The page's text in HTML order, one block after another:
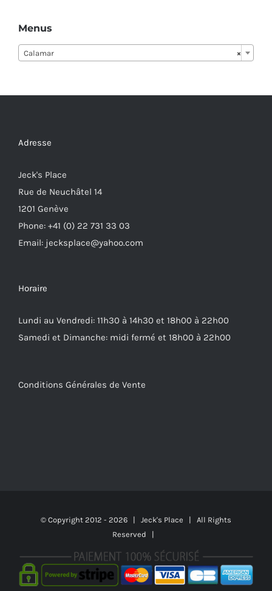
Menus
×
Calamar
Adresse
Jeck's Place
Rue de Neuchâtel 14
1201 Genève
Phone: +41 (0) 22 731 33 03
Email: jecksplace@yahoo.com
Horaire
Lundi au Vendredi: 11h30 à 14h30 et 18h00 à 22h00
Samedi et Dimanche: midi fermé et 18h00 à 22h00
Conditions Générales de Vente
© Copyright 2012 - 2026 | Jeck's Place | All Rights
Reserved |